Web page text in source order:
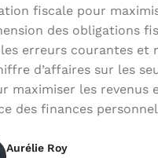
fiscale pour
des obligations
erreurs courantes et
d’affaires sur les
maximiser les revenus
des finances
Aurélie Roy